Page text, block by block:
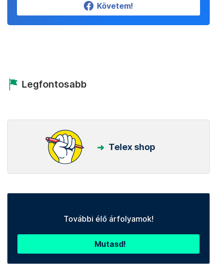
Követem!
Legfontosabb
Telex shop
További élő árfolyamok!
Mutasd!